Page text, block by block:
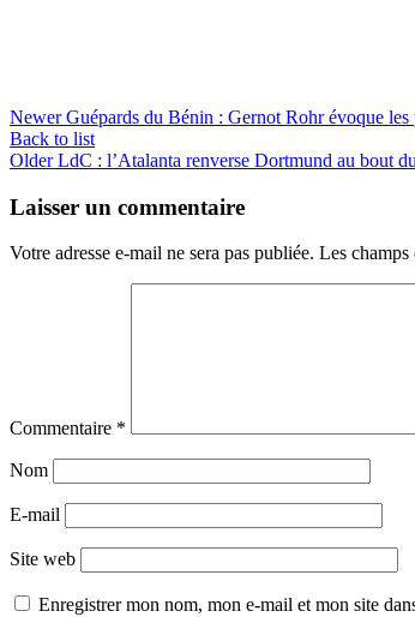
Newer Guépards du Bénin : Gernot Rohr évoque
Back to list
Older LdC : l’Atalanta renverse Dortmund au bout
Laisser un commentaire
Votre adresse e-mail ne sera pas publiée. Les
Commentaire *
Nom
E-mail
Site web
Enregistrer mon nom, mon e-mail et mon site